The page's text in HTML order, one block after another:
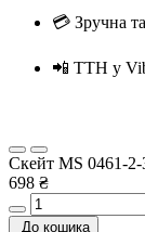
💳 Зручна
📲 ТТН у
Скейт MS 0461-2-
698 ₴
До кошика